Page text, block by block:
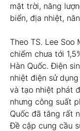
mặt trời, năng
biển, địa nhiệt,
Theo TS. Lee Soo
chiếm chưa tới
Hàn Quốc. Điện
nhiệt điện sử
và tạo nhiệt phát
nhưng công suất
Quốc đã tăng rất
Đề cập cung cầu